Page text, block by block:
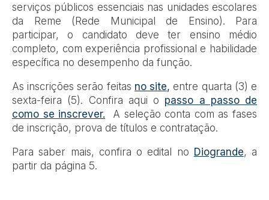
serviços públicos essenciais nas unidades escolares
da Reme (Rede Municipal de Ensino). Para
participar, o candidato deve ter ensino médio
completo, com experiência profissional e habilidade
específica no desempenho da função.
As inscrições serão feitas no site, entre quarta (3) e
sexta-feira (5). Confira aqui o passo a passo de
como se inscrever. A seleção conta com as fases
de inscrição, prova de títulos e contratação.
Para saber mais, confira o edital no Diogrande, a
partir da página 5.